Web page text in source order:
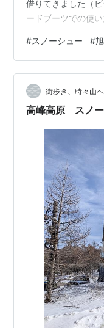
借りてきました（
ードブーツでの使
かかと1か所バンド
温だと、装着時に
イ、上りのみ6回券
登るためスキー板
に括り付けました
#スノーシュー #
街歩き、時々山へ
高峰高原 スノ